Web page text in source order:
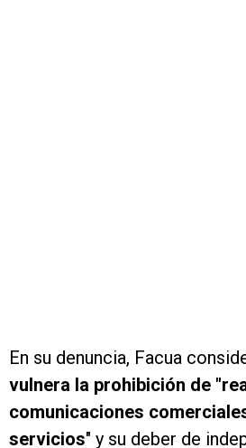
En su denuncia, Facua
vulnera la prohibición de
comunicaciones
servicios" y su deber de